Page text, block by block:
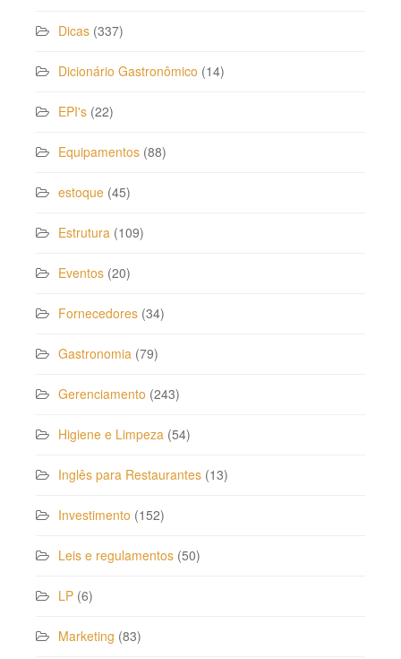
Dicas (337)
Dicionário Gastronômico (14)
EPI's (22)
Equipamentos (88)
estoque (45)
Estrutura (109)
Eventos (20)
Fornecedores (34)
Gastronomia (79)
Gerenciamento (243)
Higiene e Limpeza (54)
Inglês para Restaurantes (13)
Investimento (152)
Leis e regulamentos (50)
LP (6)
Marketing (83)